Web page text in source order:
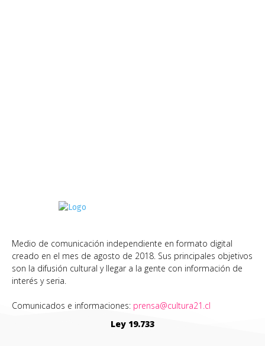
Medio de comunicación independiente en formato digital
creado en el mes de agosto de 2018. Sus principales objetivos
son la difusión cultural y llegar a la gente con información de
interés y seria.
Comunicados e informaciones: prensa@cultura21.cl
Ley 19.733